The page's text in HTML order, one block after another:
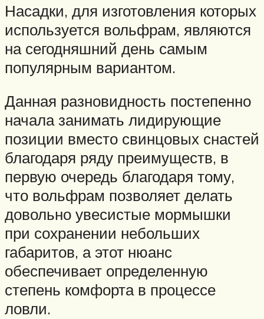
Насадки, для изготовления которых
используется вольфрам, являются
на сегодняшний день самым
популярным вариантом.
Данная разновидность постепенно
начала занимать лидирующие
позиции вместо свинцовых снастей
благодаря ряду преимуществ, в
первую очередь благодаря тому,
что вольфрам позволяет делать
довольно увесистые мормышки
при сохранении небольших
габаритов, а этот нюанс
обеспечивает определенную
степень комфорта в процессе
ловли.